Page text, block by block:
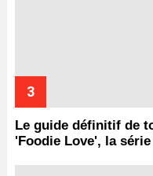
Le guide définitif de
'Foodie Love', la